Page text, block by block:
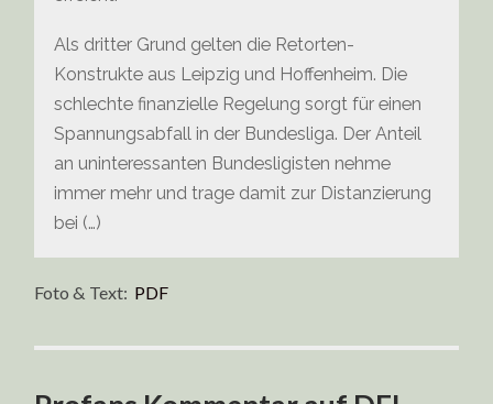
Als dritter Grund gelten die Retorten-
Konstrukte aus Leipzig und Hoffenheim. Die
schlechte finanzielle Regelung sorgt für einen
Spannungsabfall in der Bundesliga. Der Anteil
an uninteressanten Bundesligisten nehme
immer mehr und trage damit zur Distanzierung
bei (…)
Foto & Text: PDF